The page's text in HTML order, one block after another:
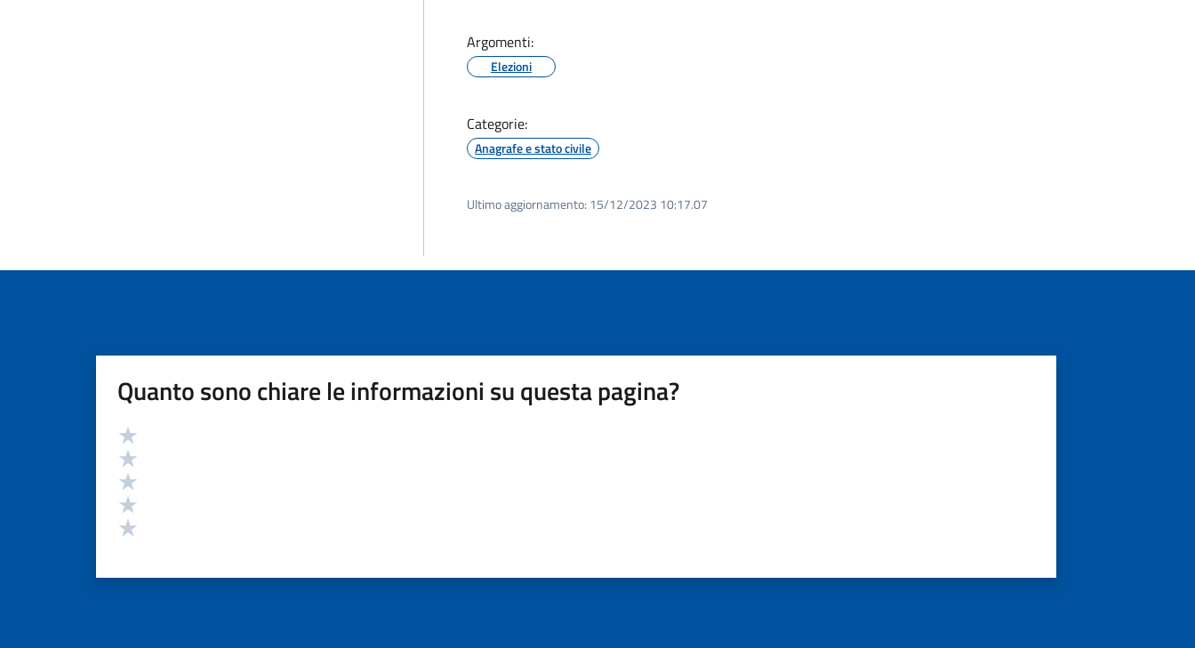
Argomenti:
Elezioni
Categorie:
Anagrafe e stato civile
Ultimo aggiornamento: 15/12/2023 10:17.07
Quanto sono chiare le informazioni su questa pagina?
Valutazione